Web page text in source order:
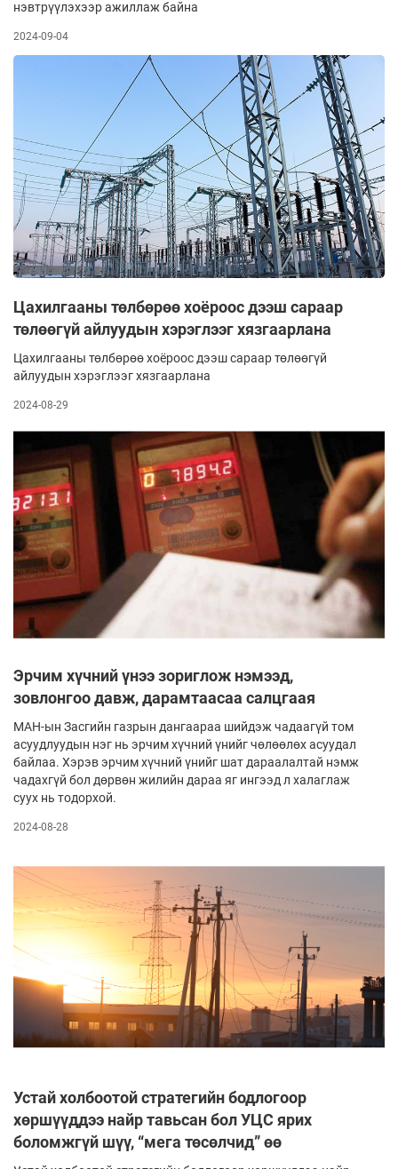
нэвтрүүлэхээр ажиллаж байна
2024-09-04
Цахилгааны төлбөрөө хоёроос дээш сараар
төлөөгүй айлуудын хэрэглээг хязгаарлана
Цахилгааны төлбөрөө хоёроос дээш сараар төлөөгүй
айлуудын хэрэглээг хязгаарлана
2024-08-29
Эрчим хүчний үнээ зориглож нэмээд,
зовлонгоо давж, дарамтаасаа салцгаая
МАН-ын Засгийн газрын дангаараа шийдэж чадаагүй том
асуудлуудын нэг нь эрчим хүчний үнийг чөлөөлөх асуудал
байлаа. Хэрэв эрчим хүчний үнийг шат дараалалтай нэмж
чадахгүй бол дөрвөн жилийн дараа яг ингээд л халаглаж
суух нь тодорхой.
2024-08-28
Устай холбоотой стратегийн бодлогоор
хөршүүддээ найр тавьсан бол УЦС ярих
боломжгүй шүү, “мега төсөлчид” өө